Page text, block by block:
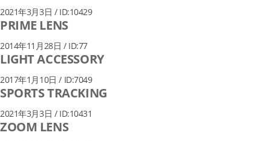
2021年3月3日 / ID:10429
PRIME LENS
2014年11月28日 / ID:77
LIGHT ACCESSORY
2017年1月10日 / ID:7049
SPORTS TRACKING
2021年3月3日 / ID:10431
ZOOM LENS